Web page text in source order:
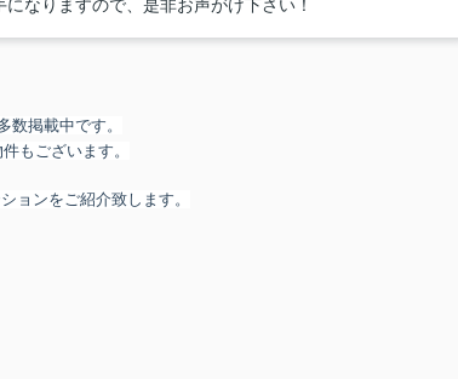
なりますので、是非お声がけ下さい！
数掲載中です。
もございます。
ョンをご紹介致します。